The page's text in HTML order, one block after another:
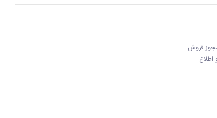
مجوز فروش
و اطلاع